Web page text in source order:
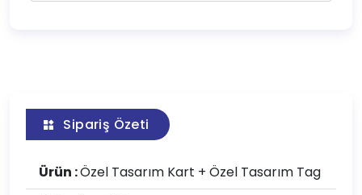
Sipariş Özeti
Ürün :Özel Tasarım Kart + Özel Tasarım Tag